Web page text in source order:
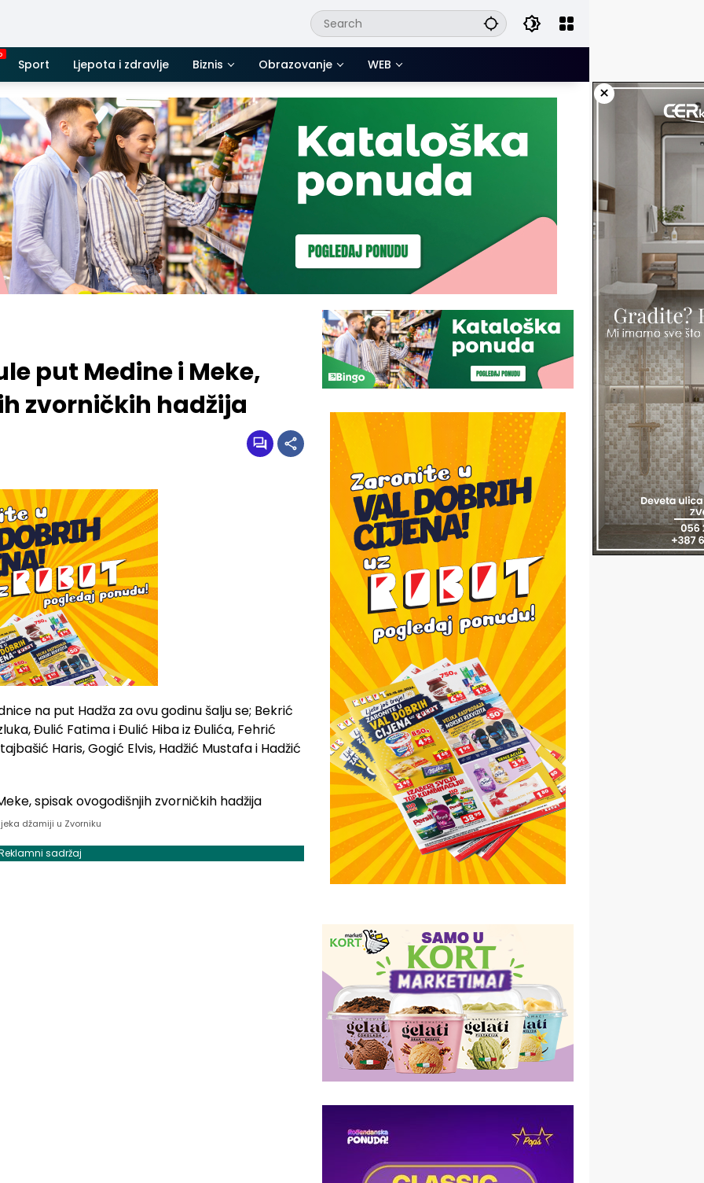
Sport Ljepota i zdravlje Biznis Obrazovanje WEB
×
put Medine i Meke,
zvorničkih hadžija
na put Hadža za ovu godinu šalju se; Bekrić
Đulić Fatima i Đulić Hiba iz Đulića, Fehrić
Haris, Gogić Elvis, Hadžić Mustafa i Hadžić
džamiji u Zvorniku
sadržaj